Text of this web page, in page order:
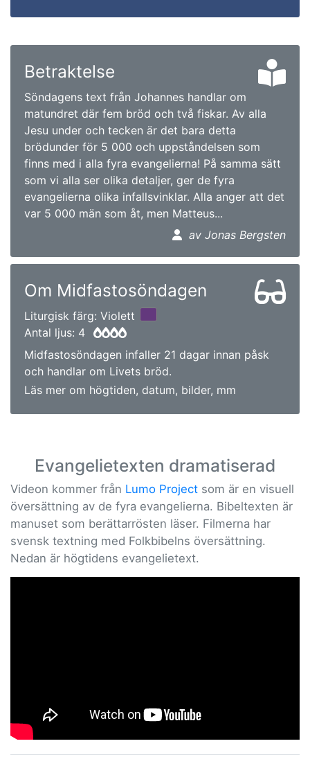
Betraktelse
Söndagens text från Johannes handlar om
matundret där fem bröd och två fiskar. Av alla
Jesu under och tecken är det bara detta
brödunder för 5 000 och uppståndelsen som
finns med i alla fyra evangelierna! På samma sätt
som vi alla ser olika detaljer, ger de fyra
evangelierna olika infallsvinklar. Alla anger att det
var 5 000 män som åt, men Matteus...
av Jonas Bergsten
Om Midfastosöndagen
Liturgisk färg: Violett
Antal ljus: 4
Midfastosöndagen infaller 21 dagar innan påsk
och handlar om Livets bröd.
Läs mer om högtiden, datum, bilder, mm
Evangelietexten dramatiserad
Videon kommer från Lumo Project som är en visuell
översättning av de fyra evangelierna. Bibeltexten är
manuset som berättarrösten läser. Filmerna har
svensk textning med Folkbibelns översättning.
Nedan är högtidens evangelietext.